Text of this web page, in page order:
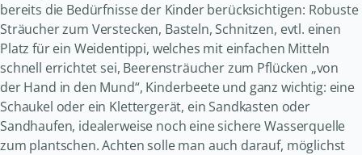
bereits die Bedürfnisse der Kinder berücksichtigen: Robuste
Sträucher zum Verstecken, Basteln, Schnitzen, evtl. einen
Platz für ein Weidentippi, welches mit einfachen Mitteln
schnell errichtet sei, Beerensträucher zum Pflücken „von
der Hand in den Mund“, Kinderbeete und ganz wichtig: eine
Schaukel oder ein Klettergerät, ein Sandkasten oder
Sandhaufen, idealerweise noch eine sichere Wasserquelle
zum plantschen. Achten solle man auch darauf, möglichst